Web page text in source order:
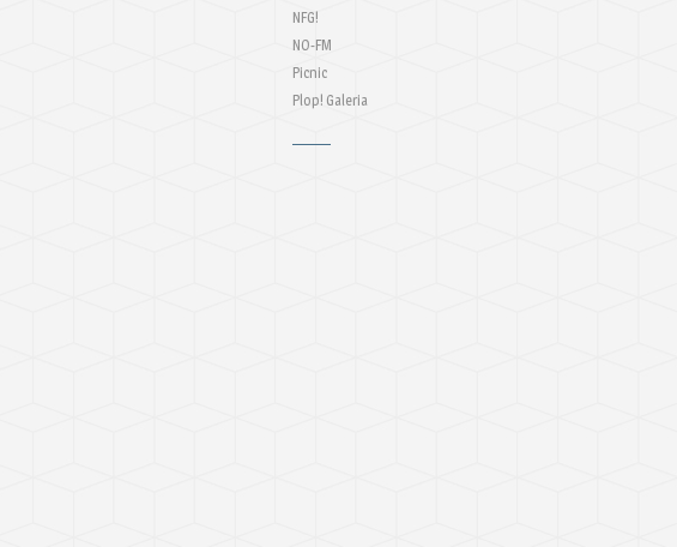
NFG!
NO-FM
Picnic
Plop! Galeria